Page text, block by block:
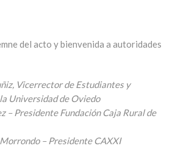
del acto y bienvenida a autoridades
Vicerrector de Estudiantes y
Universidad de Oviedo
– Presidente Fundación Caja Rural de
– Presidente CAXXI